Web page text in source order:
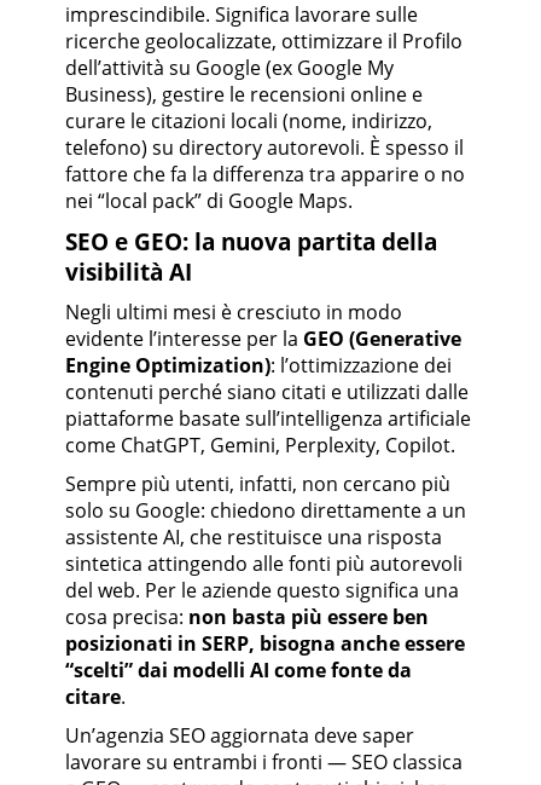
imprescindibile. Significa lavorare sulle
ricerche geolocalizzate, ottimizzare il Profilo
dell’attività su Google (ex Google My
Business), gestire le recensioni online e
curare le citazioni locali (nome, indirizzo,
telefono) su directory autorevoli. È spesso il
fattore che fa la differenza tra apparire o no
nei “local pack” di Google Maps.
SEO e GEO: la nuova partita della
visibilità AI
Negli ultimi mesi è cresciuto in modo
evidente l’interesse per la GEO (Generative
Engine Optimization): l’ottimizzazione dei
contenuti perché siano citati e utilizzati dalle
piattaforme basate sull’intelligenza artificiale
come ChatGPT, Gemini, Perplexity, Copilot.
Sempre più utenti, infatti, non cercano più
solo su Google: chiedono direttamente a un
assistente AI, che restituisce una risposta
sintetica attingendo alle fonti più autorevoli
del web. Per le aziende questo significa una
cosa precisa: non basta più essere ben
posizionati in SERP, bisogna anche essere
“scelti” dai modelli AI come fonte da
citare.
Un’agenzia SEO aggiornata deve saper
lavorare su entrambi i fronti — SEO classica